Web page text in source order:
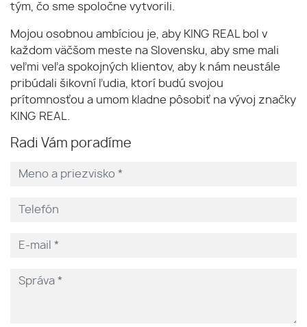
tým, čo sme spoločne vytvorili.
Mojou osobnou ambíciou je, aby KING REAL bol v
každom väčšom meste na Slovensku, aby sme mali
veľmi veľa spokojných klientov, aby k nám neustále
pribúdali šikovní ľudia, ktorí budú svojou
prítomnosťou a umom kladne pôsobiť na vývoj značky
KING REAL.
Radi Vám poradíme